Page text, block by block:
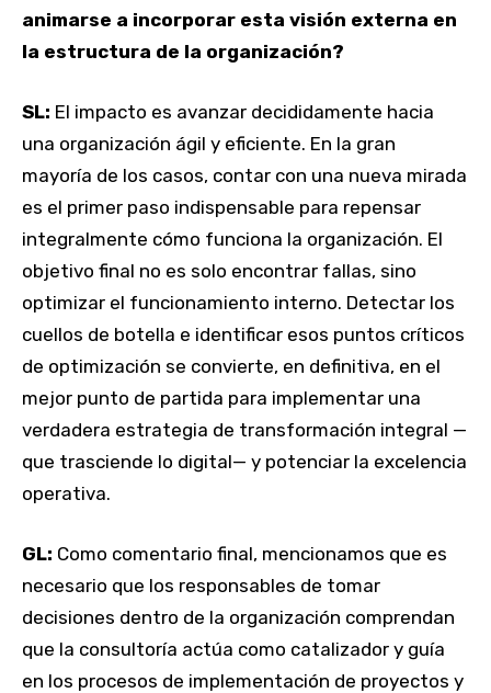
animarse a incorporar esta visión externa en
la estructura de la organización?
SL: El impacto es avanzar decididamente hacia
una organización ágil y eficiente. En la gran
mayoría de los casos, contar con una nueva mirada
es el primer paso indispensable para repensar
integralmente cómo funciona la organización. El
objetivo final no es solo encontrar fallas, sino
optimizar el funcionamiento interno. Detectar los
cuellos de botella e identificar esos puntos críticos
de optimización se convierte, en definitiva, en el
mejor punto de partida para implementar una
verdadera estrategia de transformación integral —
que trasciende lo digital— y potenciar la excelencia
operativa.
GL: Como comentario final, mencionamos que es
necesario que los responsables de tomar
decisiones dentro de la organización comprendan
que la consultoría actúa como catalizador y guía
en los procesos de implementación de proyectos y